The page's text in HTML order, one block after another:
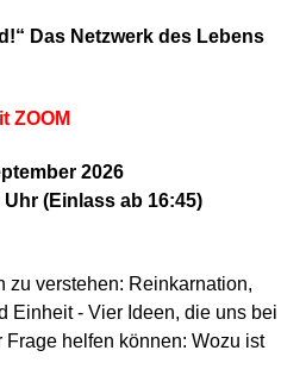
Das Netzwerk des Lebens
ZOOM
2026
Uhr (Einlass ab 16:45)
zu verstehen: Reinkarnation,
Einheit - Vier Ideen, die uns bei
helfen können: Wozu ist